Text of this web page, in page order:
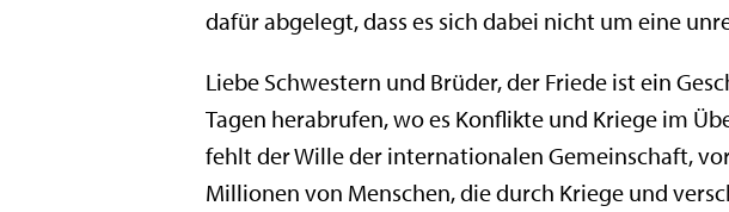
dafür abgelegt, dass es sich dabei nicht um eine
Liebe Schwestern und Brüder, der Friede ist ein
Tagen herabrufen, wo es Konflikte und Kriege im
fehlt der Wille der internationalen Gemeinschaft,
Millionen von Menschen, die durch Kriege und